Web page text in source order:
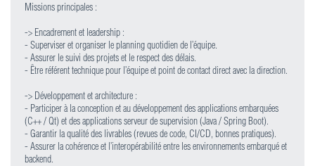
Missions principales :
-> Encadrement et leadership :
- Superviser et organiser le planning quotidien de l’équipe.
- Assurer le suivi des projets et le respect des délais.
- Être référent technique pour l’équipe et point de contact direct avec la direction.
-> Développement et architecture :
- Participer à la conception et au développement des applications embarquées
(C++ / Qt) et des applications serveur de supervision (Java / Spring Boot).
- Garantir la qualité des livrables (revues de code, CI/CD, bonnes pratiques).
- Assurer la cohérence et l’interopérabilité entre les environnements embarqué et
backend.